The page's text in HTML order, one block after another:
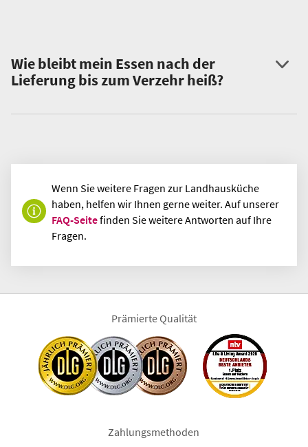
Wie bleibt mein Essen nach der
Lieferung bis zum Verzehr heiß?
Wenn Sie weitere Fragen zur Landhausküche
haben, helfen wir Ihnen gerne weiter. Auf unserer
FAQ-Seitefinden Sie weitere Antworten auf Ihre
Fragen.
Prämierte Qualität
Zahlungsmethoden